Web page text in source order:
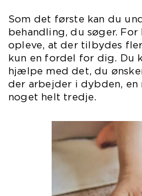
Som det første kan du
behandling, du søger.
opleve, at der tilbydes
kun en fordel for dig. Du
hjælpe med det, du
der arbejder i dybden,
noget